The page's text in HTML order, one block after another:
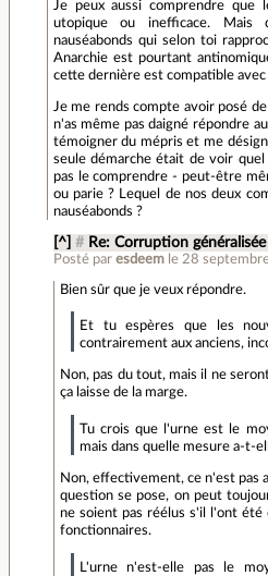
Je peux aussi comprendre que
utopique ou inefficace. Mais
nauséabonds qui selon toi
Anarchie est pourtant
cette dernière est compatible
Je me rends compte avoir posé
n'as même pas daigné répondre
témoigner du mépris et me
seule démarche était de voir
pas le comprendre - peut-être
ou parie ? Lequel de nos deux
nauséabonds ?
[^] # Re: Corruption généralisée
Posté par esdeem le 28
Bien sûr que je veux répondre.
Et tu espères que les
contrairement aux anciens,
Non, pas du tout, mais il ne
ça laisse de la marge.
Tu crois que l'urne est le
mais dans quelle mesure a-t-
Non, effectivement, ce n'est pas
question se pose, on peut
ne soient pas réélus s'il l'ont
fonctionnaires.
L'urne n'est-elle pas le